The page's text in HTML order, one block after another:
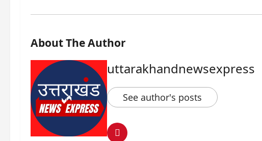
About The Author
uttarakhandnewsexpress
See author's posts